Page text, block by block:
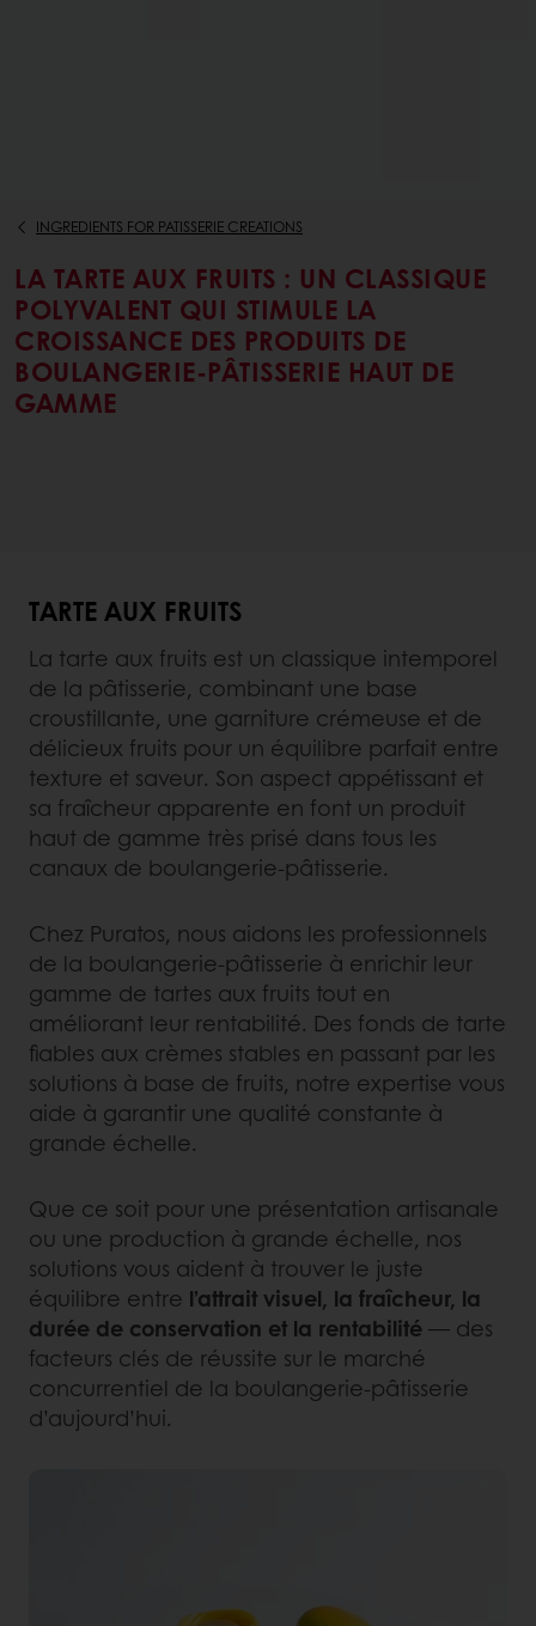
INGREDIENTS FOR PATISSERIE CREATIONS
LA TARTE AUX FRUITS : UN CLASSIQUE
POLYVALENT QUI STIMULE LA
CROISSANCE DES PRODUITS DE
BOULANGERIE-PÂTISSERIE HAUT DE
GAMME
TARTE AUX FRUITS
La tarte aux fruits est un classique intemporel
de la pâtisserie, combinant une base
croustillante, une garniture crémeuse et de
délicieux fruits pour un équilibre parfait entre
texture et saveur. Son aspect appétissant et
sa fraîcheur apparente en font un produit
haut de gamme très prisé dans tous les
canaux de boulangerie-pâtisserie.
Chez Puratos, nous aidons les professionnels
de la boulangerie-pâtisserie à enrichir leur
gamme de tartes aux fruits tout en
améliorant leur rentabilité. Des fonds de tarte
fiables aux crèmes stables en passant par les
solutions à base de fruits, notre expertise vous
aide à garantir une qualité constante à
grande échelle.
Que ce soit pour une présentation artisanale
ou une production à grande échelle, nos
solutions vous aident à trouver le juste
équilibre entre l’attrait visuel, la fraîcheur, la
durée de conservation et la rentabilité— des
facteurs clés de réussite sur le marché
concurrentiel de la boulangerie-pâtisserie
d’aujourd’hui.